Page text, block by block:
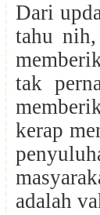
Dari
tahu
tak
kerap
adalah